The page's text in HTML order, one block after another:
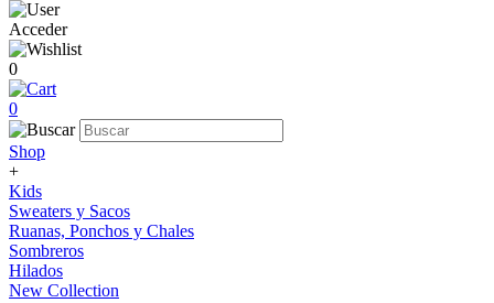
Acceder
0
0
Shop
+
Kids
Sweaters y Sacos
Ruanas, Ponchos y Chales
Sombreros
Hilados
New Collection